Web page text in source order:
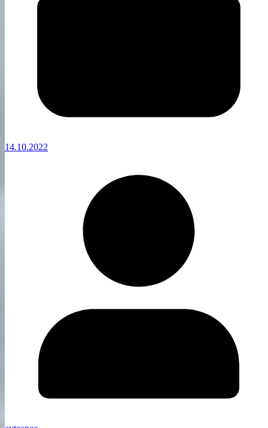
14.10.2022